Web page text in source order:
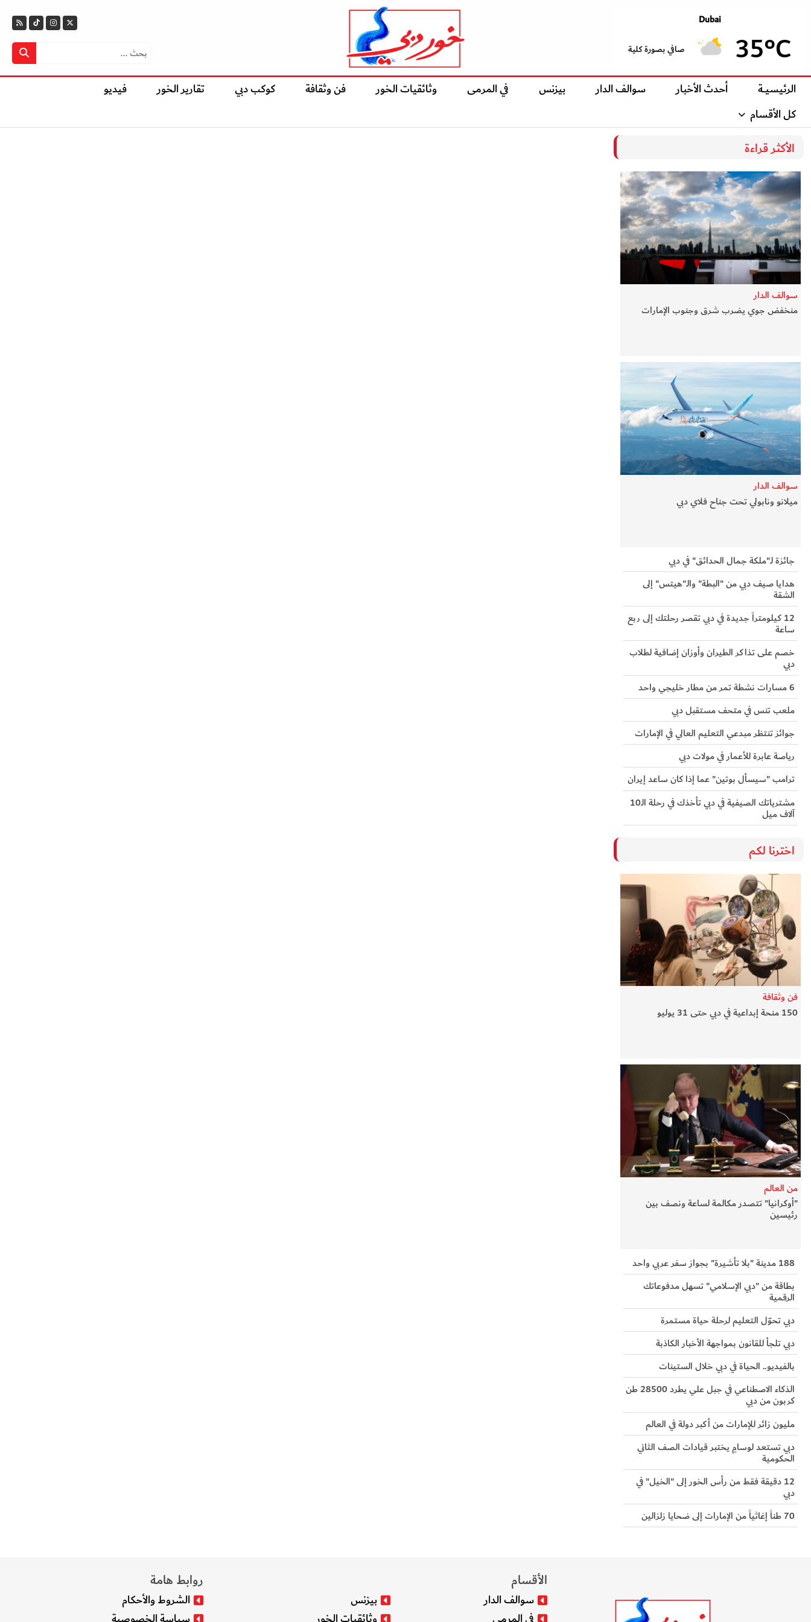
Dubai
35°C صافي بصورة كلية
الرئيسيــة أحدث الأخبار سوالف الدار بيزنس في المرمى وثائقيات الخور فن وثقافة كوكب دبي تقارير الخور
فيديو
كل الأقسام
الأكثر قراءة
سوالف الدار
منخفض جوي يضرب شرق وجنوب الإمارات
سوالف الدار
ميلانو ونابولي تحت جناح فلاي دبي
جائزة لـ"ملكة جمال الحدائق" في دبي
هدايا صيف دبي من "البطة" والـ"هيتس" إلى
الشقة
12 كيلومتراً جديدة في دبي تقصر رحلتك إلى ربع
ساعة
خصم على تذاكر الطيران وأوزان إضافية لطلاب
دبي
6 مسارات نشطة تمر من مطار خليجي واحد
ملعب تنس في متحف مستقبل دبي
جوائز تنتظر مبدعي التعليم العالي في الإمارات
رياصة عابرة للأعمار في مولات دبي
ترامب "سيسأل بوتين" عما إذا كان ساعد إيران
مشترياتك الصيفية في دبي تأخذك في رحلة الـ10
آلاف ميل
اخترنا لكم
فن وثقافة
150 منحة إبداعية في دبي حتى 31 يوليو
من العالم
"أوكرانيا" تتصدر مكالمة لساعة ونصف بين
رئيسين
188 مدينة "بلا تأشيرة" بجواز سفر عربي واحد
بطاقة من "دبي الإسلامي" تسهل مدفوعاتك
الرقمية
دبي تحوّل التعليم لرحلة حياة مستمرة
دبي تلجأ للقانون بمواجهة الأخبار الكاذبة
بالفيديو.. الحياة في دبي خلال الستينات
الذكاء الاصطناعي في جبل علي يطرد 28500 طن
كربون من دبي
مليون زائر للإمارات من أكبر دولة في العالم
دبي تستعد لوسامٍ يختبر قيادات الصف الثاني
الحكومية
12 دقيقة فقط من رأس الخور إلى "الخيل" في
دبي
70 طناً إغاثياً من الإمارات إلى ضحايا زلزالين
الأقسام
سوالف الدار
بيزنس
روابط هامة
الشروط والأحكام